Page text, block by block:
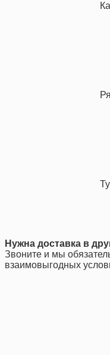
Нужна доставка в
Звоните и мы
взаимовыгодных